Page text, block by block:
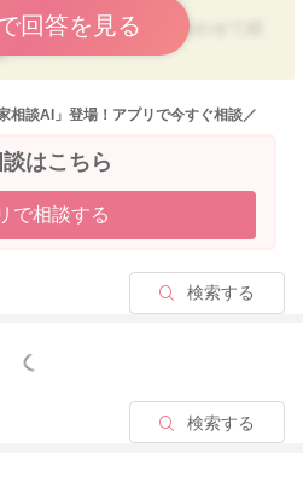
れながら、お子さんに合わせて続
。
てですが、急激に増えすぎている
た」成長の変化として自然な範囲
で、今すぐミルクを大きく減らさ
ら「幼児食」への移行期です。
ます。
は、栄養補給の意味での授乳は
ルクは与えなくてもよくなります
回答を見る
相談AI」登場！アプリで今すぐ相談／
はこちら
で相談する
検索する
と見る
検索する